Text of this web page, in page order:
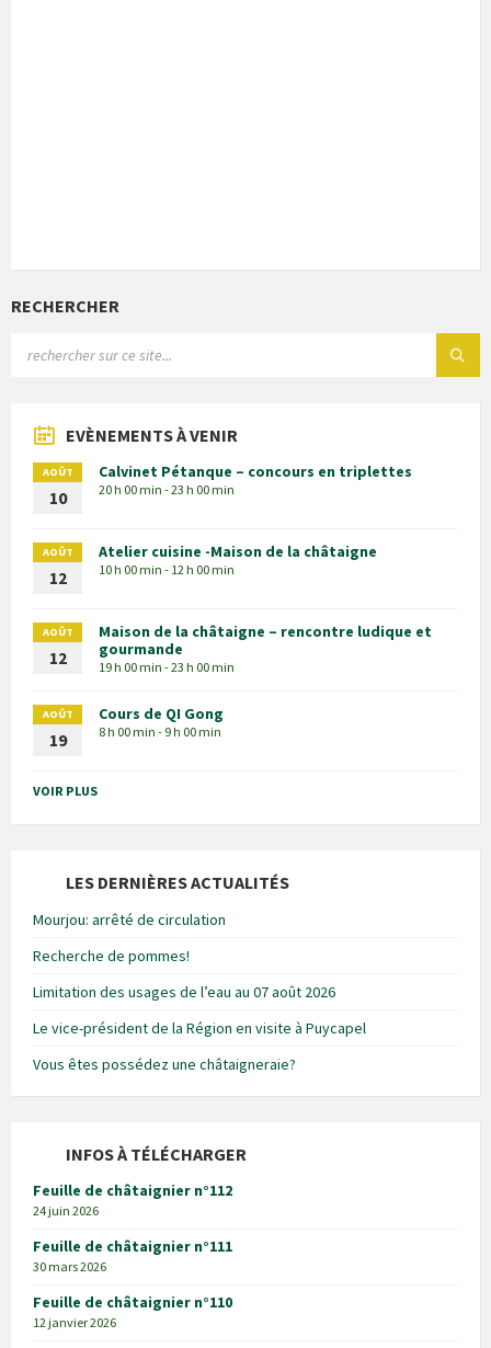
RECHERCHER
EVÈNEMENTS À VENIR
AOÛT
10
Calvinet Pétanque – concours en triplettes
20 h 00 min - 23 h 00 min
AOÛT
12
Atelier cuisine -Maison de la châtaigne
10 h 00 min - 12 h 00 min
AOÛT
12
Maison de la châtaigne – rencontre ludique et
gourmande
19 h 00 min - 23 h 00 min
AOÛT
19
Cours de QI Gong
8 h 00 min - 9 h 00 min
VOIR PLUS
LES DERNIÈRES ACTUALITÉS
Mourjou: arrêté de circulation
Recherche de pommes!
Limitation des usages de l’eau au 07 août 2026
Le vice-président de la Région en visite à Puycapel
Vous êtes possédez une châtaigneraie?
INFOS À TÉLÉCHARGER
Feuille de châtaignier n°112
24 juin 2026
Feuille de châtaignier n°111
30 mars 2026
Feuille de châtaignier n°110
12 janvier 2026